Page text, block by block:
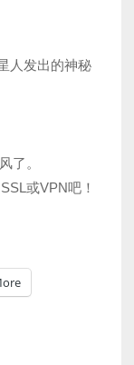
人发出的神秘
了。
或VPN吧！